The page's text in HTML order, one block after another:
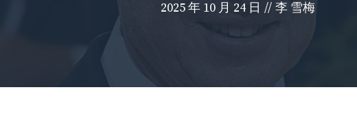
2025 年 10 月 24 日 // 李 雪梅